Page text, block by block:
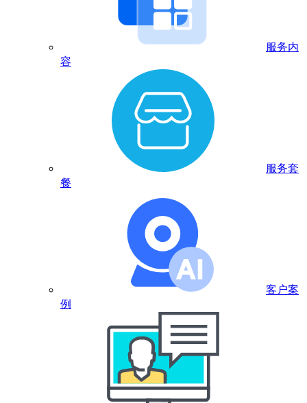
服务内
容
服务套
餐
客户案
例